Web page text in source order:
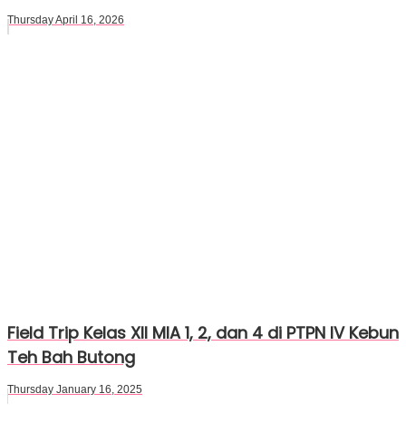
Thursday April 16, 2026
Field Trip Kelas XII MIA 1, 2, dan 4 di PTPN IV Kebun
Teh Bah Butong
Thursday January 16, 2025